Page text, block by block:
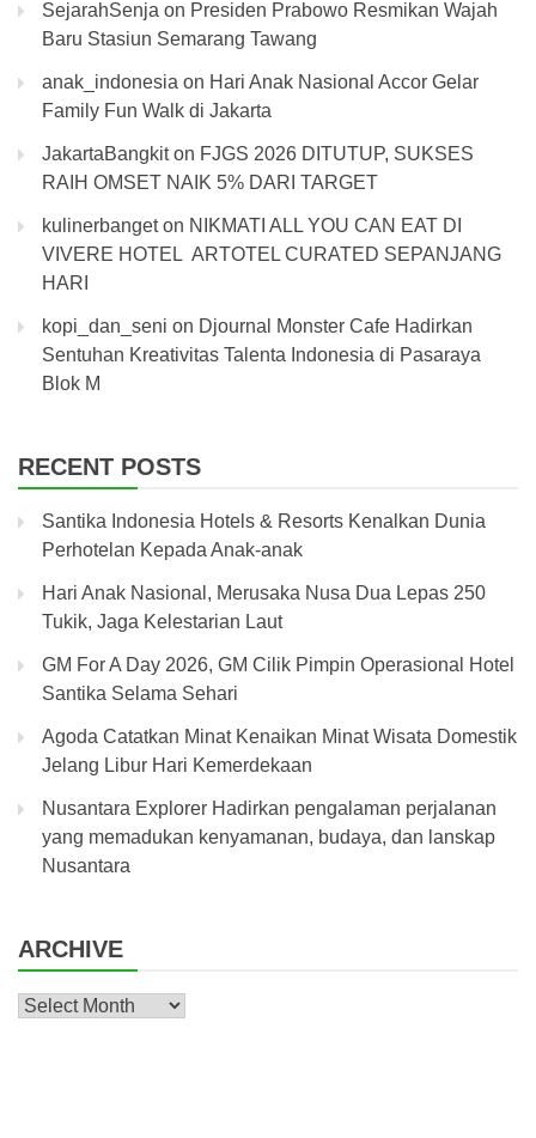
SejarahSenja on Presiden Prabowo Resmikan Wajah
Baru Stasiun Semarang Tawang
anak_indonesia on Hari Anak Nasional Accor Gelar
Family Fun Walk di Jakarta
JakartaBangkiton FJGS 2026 DITUTUP, SUKSES
RAIH OMSET NAIK 5% DARI TARGET
kulinerbangeton NIKMATI ALL YOU CAN EAT DI
VIVERE HOTEL ARTOTEL CURATED SEPANJANG
HARI
kopi_dan_seni on Djournal Monster Cafe Hadirkan
Sentuhan Kreativitas Talenta Indonesia di Pasaraya
Blok M
RECENT POSTS
Santika Indonesia Hotels & Resorts Kenalkan Dunia
Perhotelan Kepada Anak-anak
Hari Anak Nasional, Merusaka Nusa Dua Lepas 250
Tukik, Jaga Kelestarian Laut
GM For A Day 2026, GM Cilik Pimpin Operasional Hotel
Santika Selama Sehari
Agoda Catatkan Minat Kenaikan Minat Wisata Domestik
Jelang Libur Hari Kemerdekaan
Nusantara Explorer Hadirkan pengalaman perjalanan
yang memadukan kenyamanan, budaya, dan lanskap
Nusantara
ARCHIVE
Archive